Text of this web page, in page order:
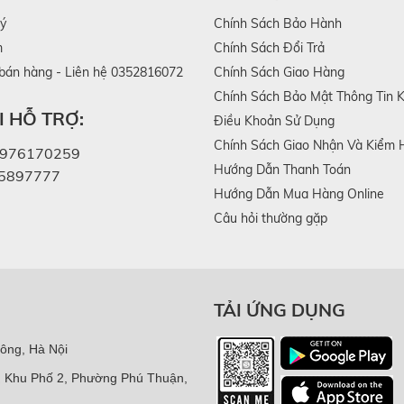
đau cơ (DOMS)
tạo rung gõ tần số cao, giúp làm “nhiễu” tín hiệu đau
nhức. Đồng thời, việc massage cơ học còn được ghi nhận
dấu hiệu cho thấy mức độ tổn thương cơ sau tập, qua đó
tại vùng cơ được tác động, từ đó hỗ trợ quá trình trao
thải các chất thải trao đổi chất sinh ra sau tập luyện.
và linh hoạt hơn, góp phần rút ngắn thời gian hồi phục và
hàng - Liên hệ 0352816072
HỖ TRỢ:
Chính Sách Bảo Hành
Chính Sách Đổi Trả
Chính Sách Giao Hàng
Chính Sách Bảo Mật Thông Tin
Điều Khoản Sử Dụng
Chính Sách Giao Nhận Và Kiểm
Hướng Dẫn Thanh Toán
Hướng Dẫn Mua Hàng Online
Câu hỏi thường gặp
Hà Nội
Phố 2, Phường Phú Thuận,
TẢI ỨNG DỤNG